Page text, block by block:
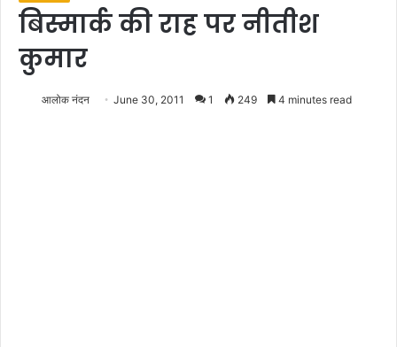
बिस्मार्क की राह पर नीतीश
कुमार
आलोक नंदन June 30, 2011 1 249 4 minutes read